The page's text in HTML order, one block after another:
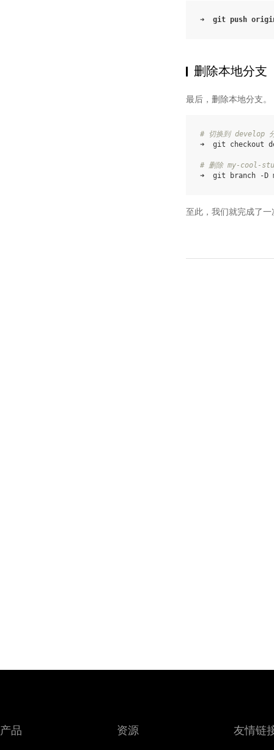
➜ git push
删除本地分支
最后，删除本地分支。
# 切换到 develop
➜
git checkout
# 删除 my-cool-
➜
git branch -D
至此，我们就完成了
产品 资源 友情链